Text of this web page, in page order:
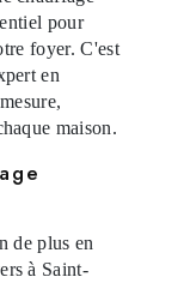
pour
foyer. C'est
en
maison.
de plus en
à Saint-